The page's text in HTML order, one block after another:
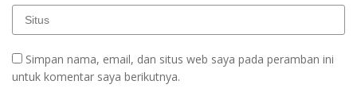
Simpan nama, email, dan situs web saya pada peramban ini
untuk komentar saya berikutnya.